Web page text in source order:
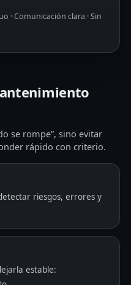
· Comunicación clara · Sin
se rompe”, sino evitar
rápido con criterio.
riesgos, errores y
estable: